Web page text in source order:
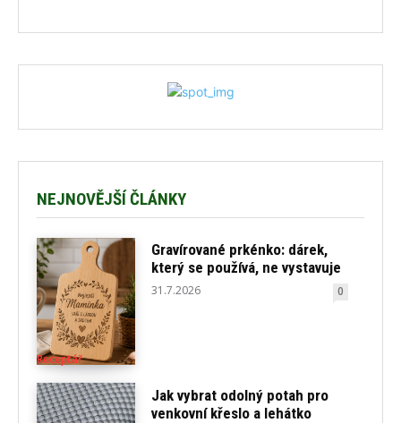
NEJNOVĚJŠÍ ČLÁNKY
Receptář
Gravírované prkénko: dárek,
který se používá, ne vystavuje
31.7.2026 0
Jak vybrat odolný potah pro
venkovní křeslo a lehátko